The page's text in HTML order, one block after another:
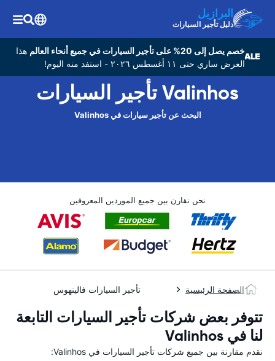
البرازيل
دليل تأجير السيارات
خصم يصل إلى 20% على تأجير السيارات في جميع أنحاء العالم
هذا
العرض ساري حتى ١١ أغسطس ٢٠٢٦ - استفد منه اليوم!
Valinhos تأجير السيارات
البحث عن تأجير سيارات في Valinhos
نحن نقارن بين جميع الموردين المعروفين
الصفحة الرئيسية تأجير السيارات فالينهوس
تتوفر بعض شركات تأجير السيارات التابعة
لنا في Valinhos
نقدم مقارنة بين جميع شركات تأجير السيارات في Valinhos: